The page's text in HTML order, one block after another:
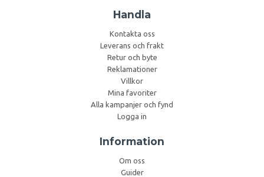
Handla
Kontakta oss
Leverans och frakt
Retur och byte
Reklamationer
Villkor
Mina favoriter
Alla kampanjer och fynd
Logga in
Information
Om oss
Guider